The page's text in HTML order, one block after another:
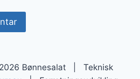
Bønnesalat | Teknisk